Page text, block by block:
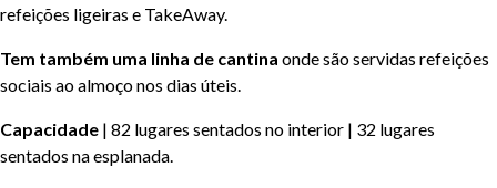
refeições ligeiras e TakeAway.
Tem também uma linha de cantina onde são servidas refeições
sociais ao almoço nos dias úteis.
Capacidade | 82 lugares sentados no interior | 32 lugares
sentados na esplanada.